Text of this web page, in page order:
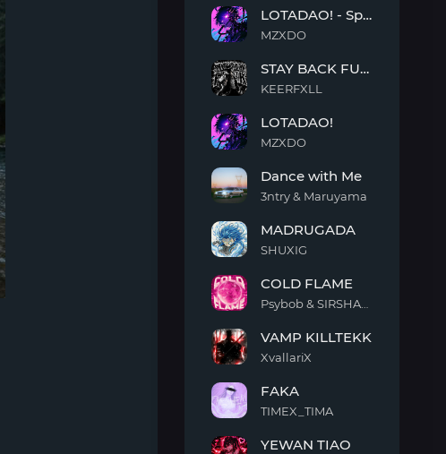
-
Sped
LOTADAO! - Sped Up
MZXDO
BACK
FUNK
STAY BACK FUNK
KEERFXLL
LOTADAO!
MZXDO
with
Me
Dance with Me
3ntry & Maruyama
MADRUGADA
SHUXIG
FLAME
COLD FLAME
KILLTEKK
VAMP KILLTEKK
XvallariX
FAKA
TIMEX_TIMA
YEWAN TIAO